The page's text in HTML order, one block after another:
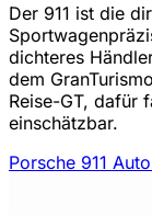
Der 911 ist die
dichteres
dem
Reise-GT, dafür
einschätzbar.
Porsche 911